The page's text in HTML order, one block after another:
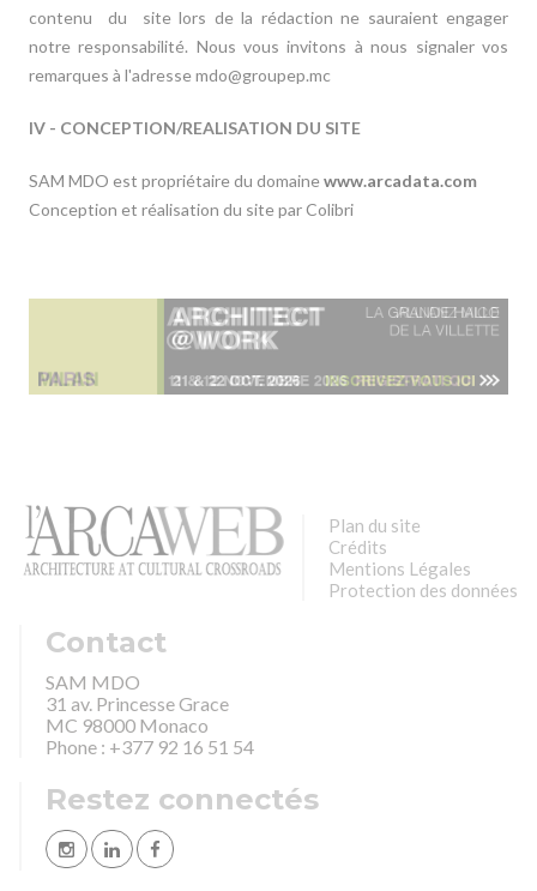
contenu du site lors de la rédaction ne sauraient engager
notre responsabilité. Nous vous invitons à nous signaler vos
remarques à l'adresse mdo@groupep.mc
IV - CONCEPTION/REALISATION DU SITE
SAM MDO est propriétaire du domainewww.arcadata.com
Conception et réalisation du site par Colibri
Plan du site
Crédits
Mentions Légales
Protection des données
Contact
SAM MDO
31 av. Princesse Grace
MC 98000 Monaco
Phone : +377 92 16 51 54
Restez connectés